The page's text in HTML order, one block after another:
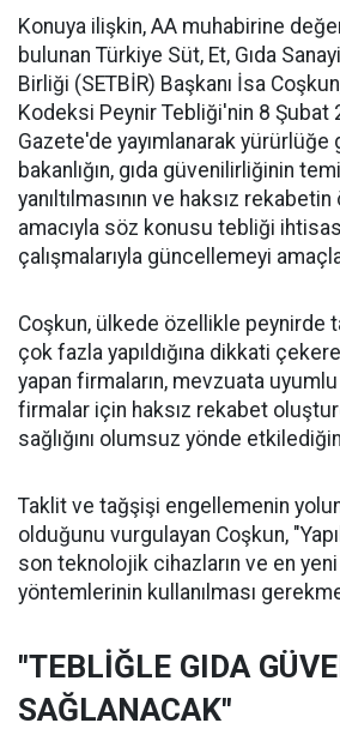
Konuya ilişkin, AA muhabirine
bulunan Türkiye Süt, Et, Gıda
Birliği (SETBİR) Başkanı İsa
Kodeksi Peynir Tebliği'nin 8 Şubat
Gazete'de yayımlanarak yürürlüğe
bakanlığın, gıda güvenilirliğinin
yanıltılmasının ve haksız
amacıyla söz konusu tebliği
çalışmalarıyla güncellemeyi
Coşkun, ülkede özellikle peynirde
çok fazla yapıldığına dikkati
yapan firmaların, mevzuata
firmalar için haksız rekabet
sağlığını olumsuz yönde
Taklit ve tağşişi engellemenin
olduğunu vurgulayan Coşkun,
son teknolojik cihazların ve en
yöntemlerinin kullanılması
"TEBLİĞLE GIDA
SAĞLANACAK"